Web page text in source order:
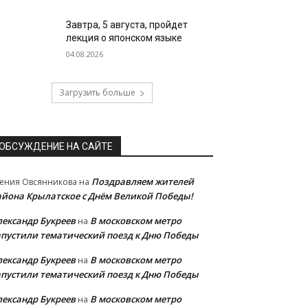
Завтра, 5 августа, пройдет
лекция о японском языке
04.08.2026
Загрузить больше
НА САЙТЕ
Овсянникова на Поздравляем жителей
Крылатское с Днём Великой Победы!
Букреевна В московском метро
тематический поезд к Дню Победы
Букреевна В московском метро
тематический поезд к Дню Победы
Букреевна В московском метро